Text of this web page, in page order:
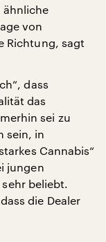
ähnliche
von
Richtung, sagt
dass
das
sei zu
sein, in
Cannabis“
jungen
beliebt.
die Dealer